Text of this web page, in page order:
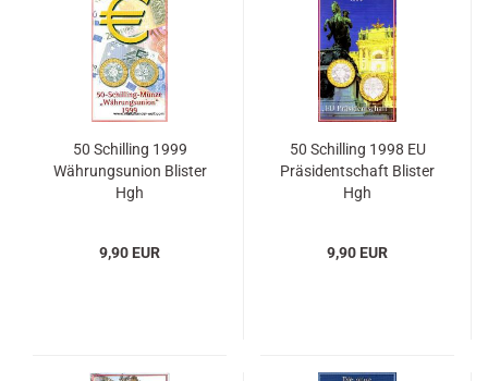
50 Schilling 1999
Währungsunion Blister
Hgh
9,90 EUR
50 Schilling 1998 EU
Präsidentschaft Blister
Hgh
9,90 EUR